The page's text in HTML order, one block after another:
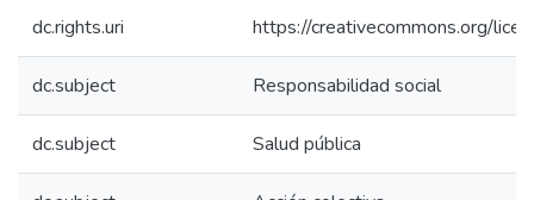
dc.rights.uri https://creativecommons.org/
dc.subject Responsabilidad social
dc.subject Salud pública